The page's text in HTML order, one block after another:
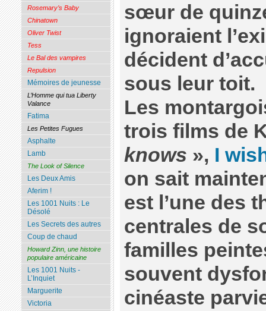
sœur de
ignoraient
décident
sous leur toit.
Les
trois films de
knows », I
on sait
est l’une des
centrales de
familles
souvent
cinéaste
Rosemary’s Baby
Chinatown
Oliver Twist
Tess
Le Bal des vampires
Repulsion
Mémoires de jeunesse
L’Homme qui tua Liberty
Valance
Fatima
Les Petites Fugues
Asphalte
Lamb
The Look of Silence
Les Deux Amis
Aferim !
Les 1001 Nuits : Le
Désolé
Les Secrets des autres
Coup de chaud
Howard Zinn, une histoire
populaire américaine
Les 1001 Nuits -
L’Inquiet
Marguerite
Victoria